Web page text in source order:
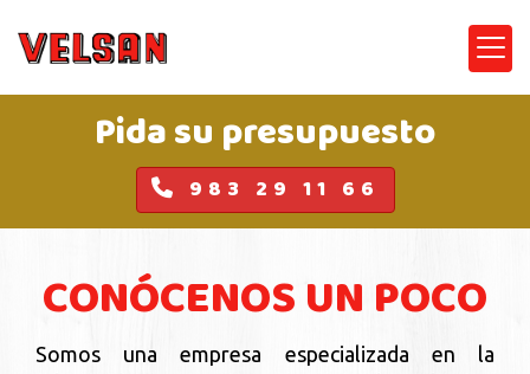
VELSAN PUERTAS Y
Pida su presupuesto
983 29 11 66
CONÓCENOS UN POCO
Somos una empresa especializada en la